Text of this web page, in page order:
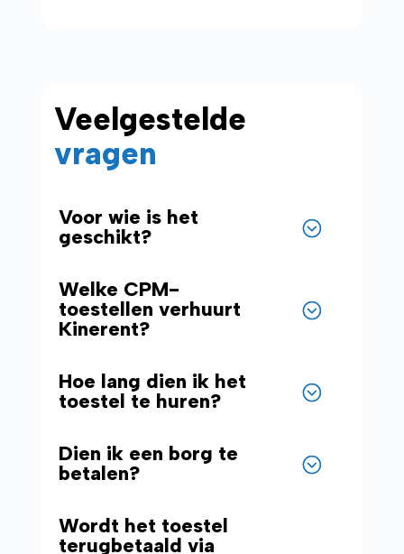
Veelgestelde
vragen
Voor wie is het
geschikt?
Welke CPM-
toestellen verhuurt
Kinerent?
Hoe lang dien ik het
toestel te huren?
Dien ik een borg te
betalen?
Wordt het toestel
terugbetaald via